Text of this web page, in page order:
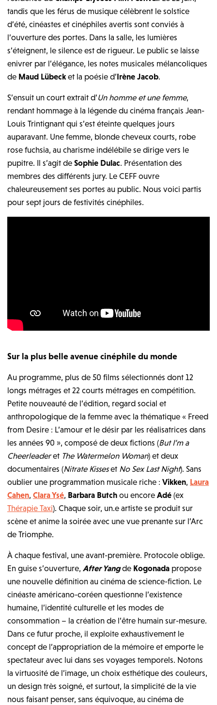
tandis que les férus de musique célèbrent le solstice
d’été, cinéastes et cinéphiles avertis sont conviés à
l’ouverture des portes. Dans la salle, les lumières
s’éteignent, le silence est de rigueur. Le public se laisse
enivrer par l’élégance, les notes musicales mélancoliques
de Maud Lübeck et la poésie d’Irène Jacob.
S’ensuit un court extrait d’Un homme et une femme,
rendant hommage à la légende du cinéma français Jean-
Louis Trintignant qui s’est éteinte quelques jours
auparavant. Une femme, blonde cheveux courts, robe
rose fuchsia, au charisme indélébile se dirige vers le
pupitre. Il s’agit deSophie Dulac. Présentation des
membres des différents jury. Le CEFF ouvre
chaleureusement ses portes au public. Nous voici partis
pour sept jours de festivités cinéphiles.
Sur la plus belle avenue cinéphile du monde
Au programme, plus de 50 films sélectionnés dont 12
longs métrages et 22 courts métrages en compétition.
Petite nouveauté de l’édition, regard social et
anthropologique de la femme avec la thématique « Freed
from Desire : L’amour et le désir par les réalisatrices dans
les années 90 », composé de deux fictions (But I’m a
Cheerleaderet The Watermelon Woman) et deux
documentaires (Nitrate Kisseset No Sex Last Night). Sans
oublier une programmation musicale riche :Vikken, Laura
Cahen,Clara Ysé, Barbara Butch ou encoreAdé(ex
Thérapie Taxi). Chaque soir, un.e artiste se produit sur
scène et anime la soirée avec une vue prenante sur l’Arc
de Triomphe.
À chaque festival, une avant-première. Protocole oblige.
En guise s’ouverture,After Yangde Kogonada propose
une nouvelle définition au cinéma de science-fiction. Le
cinéaste américano-coréen questionne l’existence
humaine, l’identité culturelle et les modes de
consommation – la création de l’être humain sur-mesure.
Dans ce futur proche, il exploite exhaustivement le
concept de l’appropriation de la mémoire et emporte le
spectateur avec lui dans ses voyages temporels. Notons
la virtuosité de l’image, un choix esthétique des couleurs,
un design très soigné, et surtout, la simplicité de la vie
nous faisant penser, sans équivoque, au cinéma de